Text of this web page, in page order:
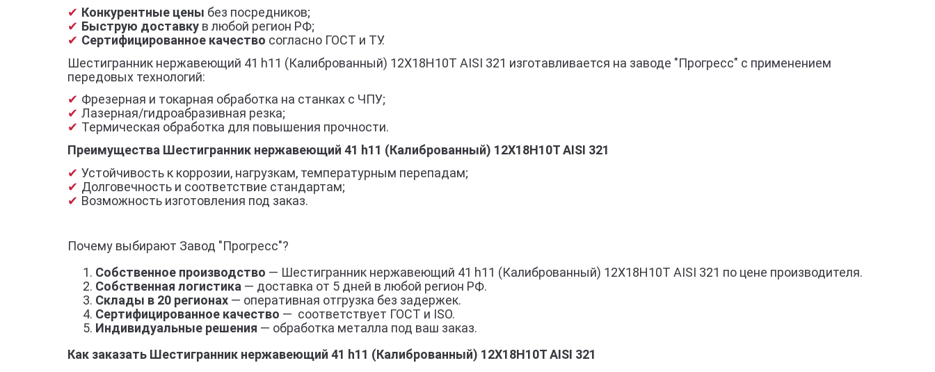
Конкурентные цены без посредников;
Быструю доставку в любой регион РФ;
Сертифицированное качество согласно ГОСТ и ТУ.
Шестигранник нержавеющий 41 h11 (Калиброванный) 12Х18Н10Т AISI 321 изготавливается на заводе "Прогресс" с применением
передовых технологий:
Фрезерная и токарная обработка на станках с ЧПУ;
Лазерная/гидроабразивная резка;
Термическая обработка для повышения прочности.
Преимущества Шестигранник нержавеющий 41 h11 (Калиброванный) 12Х18Н10Т AISI 321
Устойчивость к коррозии, нагрузкам, температурным перепадам;
Долговечность и соответствие стандартам;
Возможность изготовления под заказ.
Почему выбирают Завод "Прогресс"?
Собственное производство — Шестигранник нержавеющий 41 h11 (Калиброванный) 12Х18Н10Т AISI 321 по цене производителя.
Собственная логистика — доставка от 5 дней в любой регион РФ.
Склады в 20 регионах — оперативная отгрузка без задержек.
Сертифицированное качество — соответствует ГОСТ и ISO.
Индивидуальные решения — обработка металла под ваш заказ.
Как заказать Шестигранник нержавеющий 41 h11 (Калиброванный) 12Х18Н10Т AISI 321